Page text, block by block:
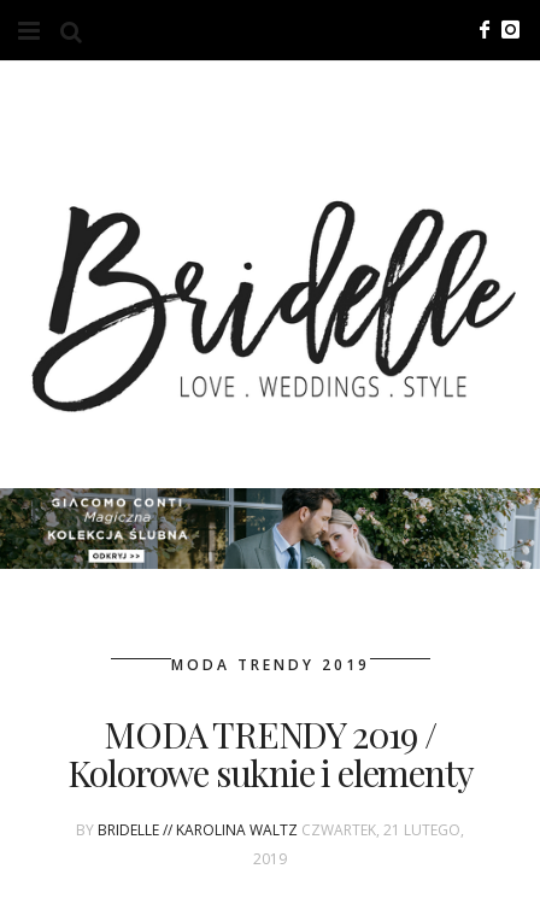
O NAS
KONTAKT
REKLAMA
ADVERTISING
ZGŁOSZENIA
MODA TRENDY 2019
MODA TRENDY 2019 /
Kolorowe suknie i elementy
BY BRIDELLE // KAROLINA WALTZ CZWARTEK, 21 LUTEGO,
2019